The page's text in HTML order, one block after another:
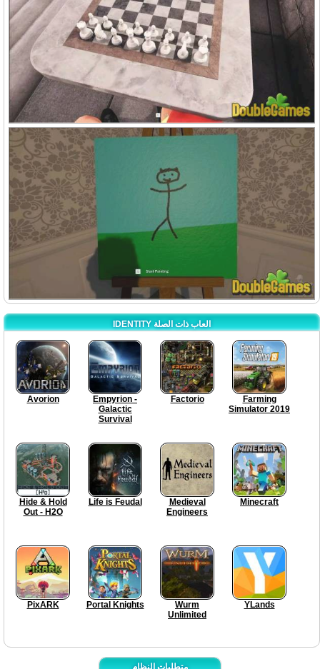
IDENTITY العاب ذات الصلة
Avorion
Empyrion -
Galactic
Survival
Factorio
Farming
Simulator 2019
Hide & Hold
Out - H2O
Life is Feudal
Medieval
Engineers
Minecraft
PixARK Portal Knights
Wurm
Unlimited
YLands
متطلبات النظام